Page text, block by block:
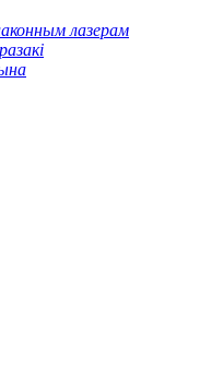
лазерам